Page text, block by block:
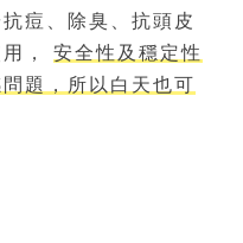
抗痘、除臭、抗頭皮
， 安全性及穩定性
題，所以白天也可